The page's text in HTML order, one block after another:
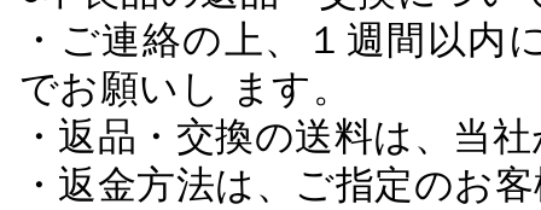
・ご連絡の上、１週間以
でお願いし ます。
・返品・交換の送料は、当
・返金方法は、ご指定のお